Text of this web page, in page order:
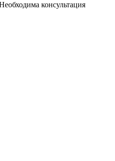
консультация